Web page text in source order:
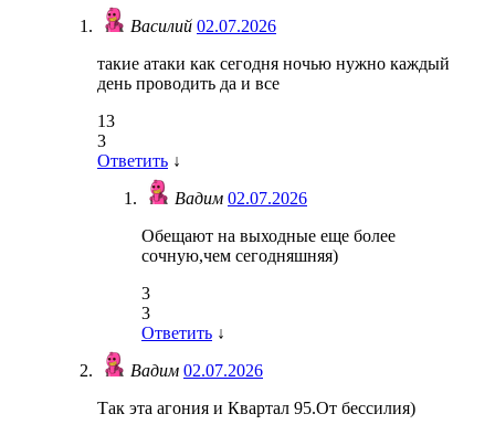
Василий 02.07.2026
такие атаки как сегодня ночью нужно каждый
день проводить да и все
13
3
Ответить ↓
Вадим 02.07.2026
Обещают на выходные еще более
сочную,чем сегодняшняя)
3
3
Ответить ↓
Вадим 02.07.2026
Так эта агония и Квартал 95.От бессилия)